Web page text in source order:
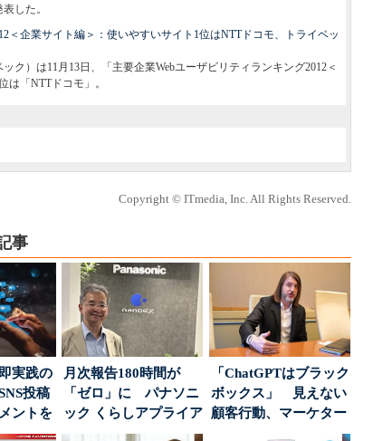
した。
＜企業サイト編＞：使いやすいサイト1位はNTTドコモ、トライベッ
ク）は11月13日、「主要企業Webユーザビリティランキング2012＜
は「NTTドコモ」。
Copyright © ITmedia, Inc. All Rights Reserved.
事
実践の
投稿
ントを
ポ...
月次報告180時間が
「ゼロ」に パナソニ
ック くらしアプライア
ンス社が挑んだVo...
「ChatGPTはブラック
ボックス」 見えない
顧客行動、マーケター